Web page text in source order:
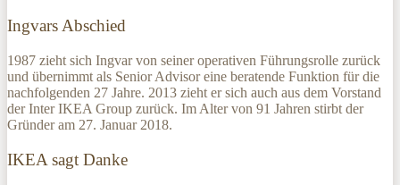
Ingvars Abschied
1987 zieht sich Ingvar von seiner operativen Führungsrolle zurück
und übernimmt als Senior Advisor eine beratende Funktion für die
nachfolgenden 27 Jahre. 2013 zieht er sich auch aus dem Vorstand
der Inter IKEA Group zurück. Im Alter von 91 Jahren stirbt der
Gründer am 27. Januar 2018.
IKEA sagt Danke